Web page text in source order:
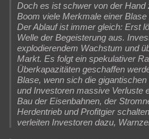
Doch es ist schwer von der
Boom viele Merkmale einer
Der Ablauf ist immer gleich: Erst
Welle der Begeisterung aus.
explodierendem Wachstum und
Markt. Es folgt ein spekulativer
Überkapazitäten geschaffen
Blase, wenn sich die
und Investoren massive Verluste
Bau der Eisenbahnen, der
Herdentrieb und Profitgier
verleiten Investoren dazu,